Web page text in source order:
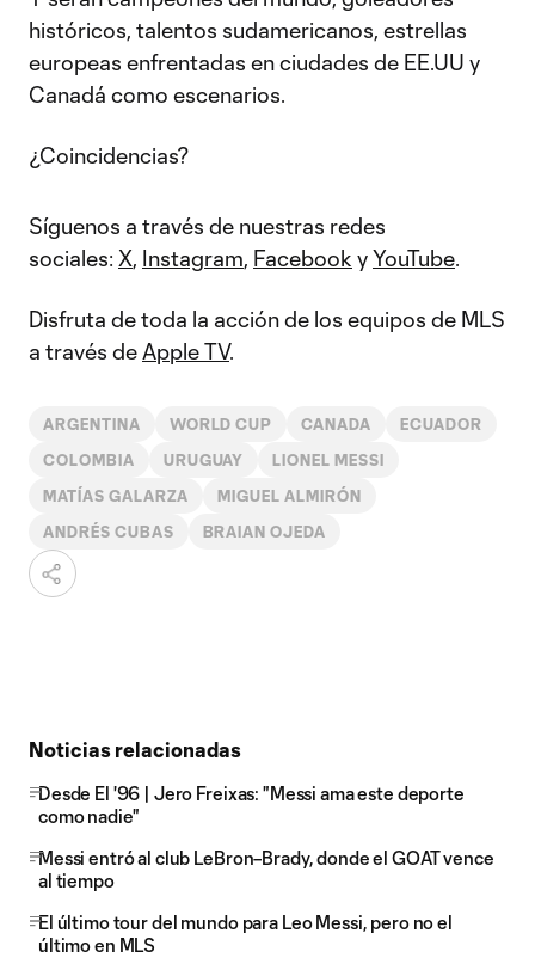
históricos, talentos sudamericanos, estrellas
europeas enfrentadas en ciudades de EE.UU y
Canadá como escenarios.
¿Coincidencias?
Síguenos a través de nuestras redes
sociales: X, Instagram, Facebook yYouTube.
Disfruta de toda la acción de los equipos de MLS
a través de Apple TV.
ARGENTINA WORLD CUP CANADA ECUADOR
COLOMBIA URUGUAY LIONEL MESSI
MATÍAS GALARZA MIGUEL ALMIRÓN
ANDRÉS CUBAS BRAIAN OJEDA
Noticias relacionadas
Desde El '96 | Jero Freixas: "Messi ama este deporte
como nadie"
Messi entró al club LeBron–Brady, donde el GOAT vence
al tiempo
El último tour del mundo para Leo Messi, pero no el
último en MLS